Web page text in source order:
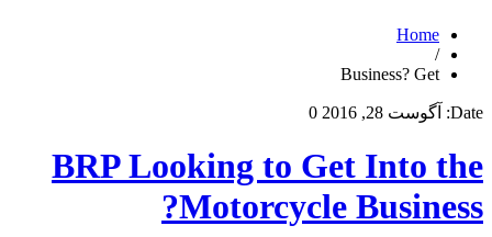
Home
/
Business? Get
Date: آگوست 28, 2016 0
BRP Looking to Get Into the
Motorcycle Business?